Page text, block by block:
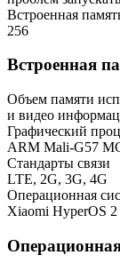
Встроенная
256
Встроенная
Объем памяти
и видео
Графический
ARM Mali-G57
Стандарты связи
LTE, 2G, 3G, 4G
Операционная
Xiaomi HyperOS 2